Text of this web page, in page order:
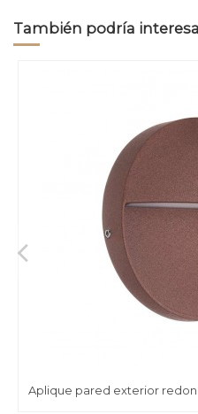
También podría
Aplique pared exterior